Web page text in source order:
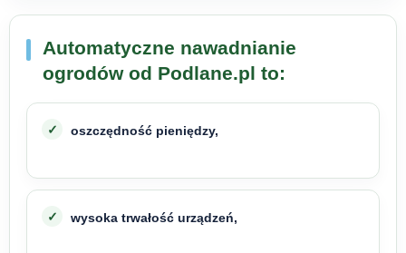
Automatyczne nawadnianie
ogrodów od Podlane.pl to:
oszczędność pieniędzy,
wysoka trwałość urządzeń,